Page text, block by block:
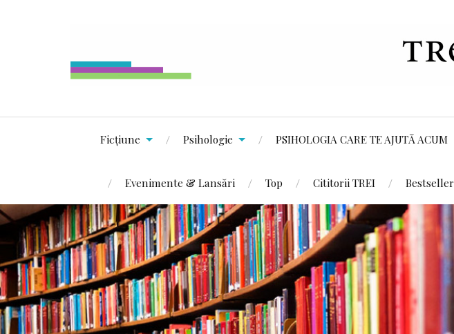
Ficțiune Psihologie PSIHOLOGIA CARE TE AJUTĂ ACUM
Evenimente & Lansări Top Cititorii TREI Bestseller